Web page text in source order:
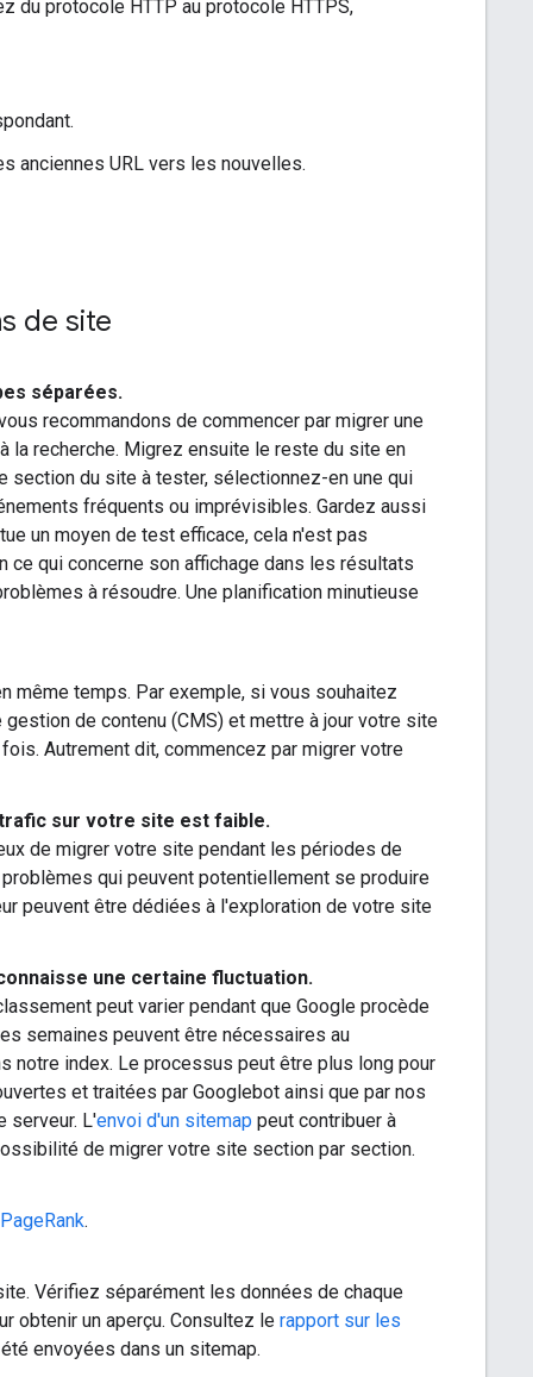
du protocole HTTP au protocole HTTPS,
anciennes URL vers les nouvelles.
de site
séparées.
recommandons de commencer par migrer une
la recherche. Migrez ensuite le reste du site en
section du site à tester, sélectionnez-en une qui
fréquents ou imprévisibles. Gardez aussi
un moyen de test efficace, cela n'est pas
ce qui concerne son affichage dans les résultats
à résoudre. Une planification minutieuse
même temps. Par exemple, si vous souhaitez
de contenu (CMS) et mettre à jour votre site
Autrement dit, commencez par migrer votre
trafic sur votre site est faible.
de migrer votre site pendant les périodes de
qui peuvent potentiellement se produire
peuvent être dédiées à l'exploration de votre site
une certaine fluctuation.
peut varier pendant que Google procède
semaines peuvent être nécessaires au
notre index. Le processus peut être plus long pour
et traitées par Googlebot ainsi que par nos
serveur. L'envoi d'un sitemap peut contribuer à
de migrer votre site section par section.
PageRank.
Vérifiez séparément les données de chaque
obtenir un aperçu. Consultez le rapport sur les
envoyées dans un sitemap.